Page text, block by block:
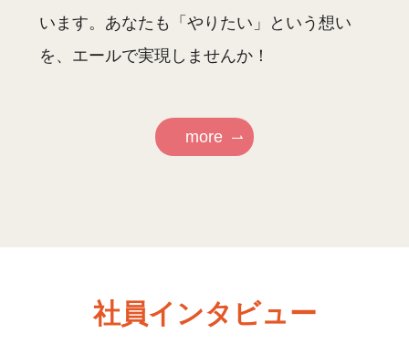
います。 あなたも「やりたい」という想い
を、エールで実現しませんか！
more
社員インタビュー